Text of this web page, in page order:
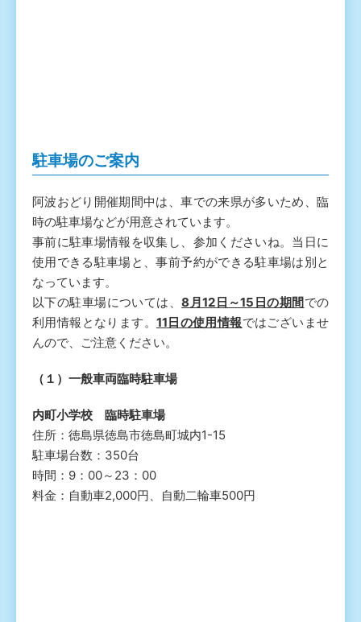
駐車場のご案内
阿波おどり開催期間中は、車での来県が多いため、臨
時の駐車場などが用意されています。
事前に駐車場情報を収集し、参加くださいね。当日に
使用できる駐車場と、事前予約ができる駐車場は別と
なっています。
以下の駐車場については、8月12日～15日の期間での
利用情報となります。 11日の使用情報ではございませ
んので、ご注意ください。
（１）一般車両臨時駐車場
内町小学校 臨時駐車場
住所：徳島県徳島市徳島町城内1-15
駐車場台数：350台
時間：9：00～23：00
料金：自動車2,000円、自動二輪車500円